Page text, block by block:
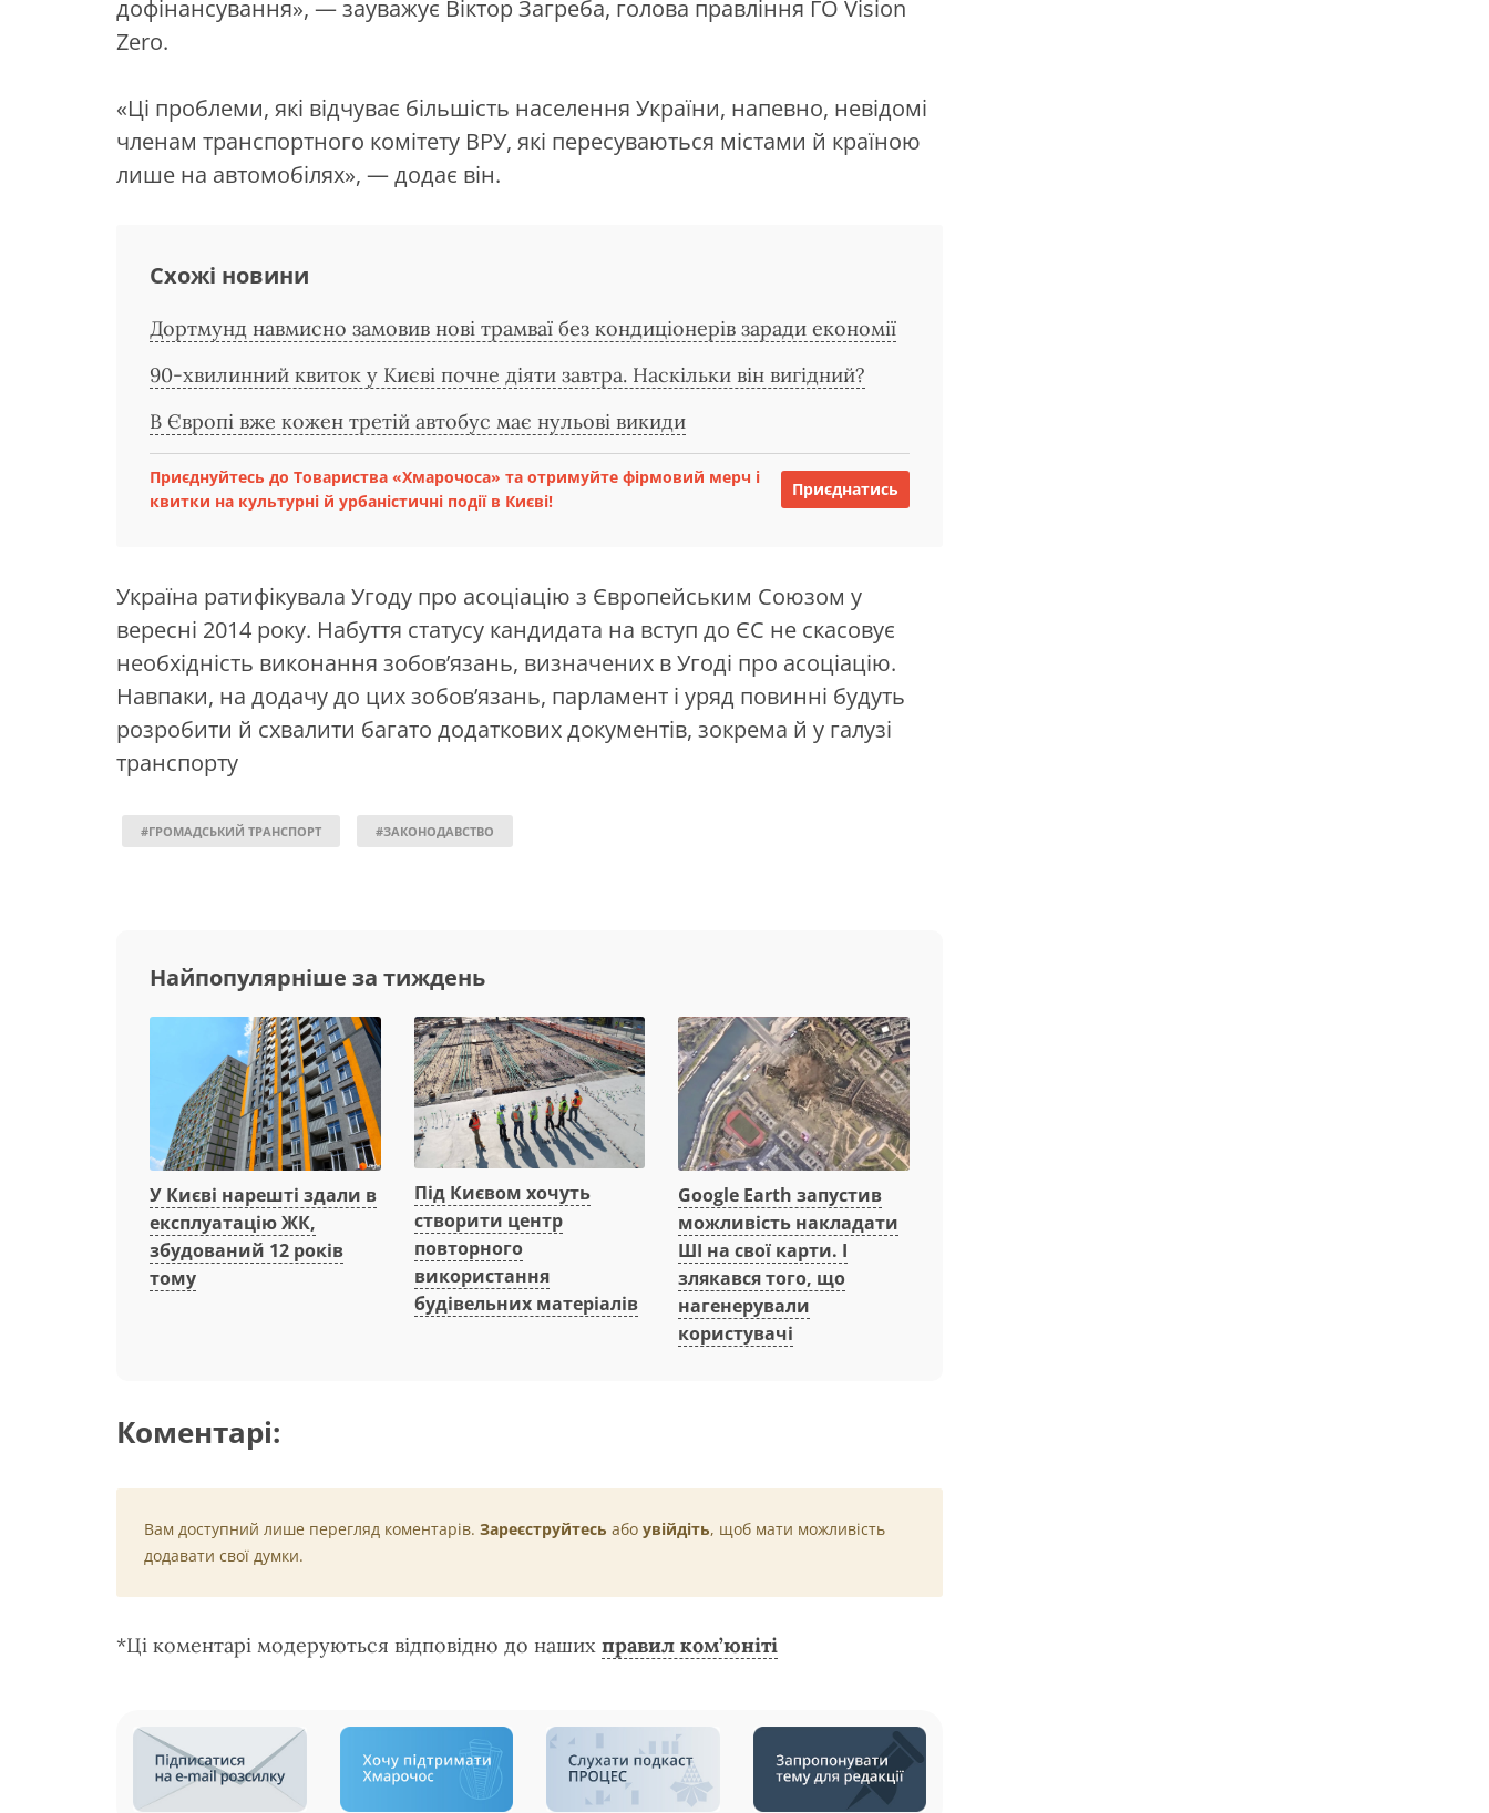
дофінансування», — зауважує Віктор Загреба, голова правління ГО Vision
Zero.
«Ці проблеми, які відчуває більшість населення України, напевно, невідомі
членам транспортного комітету ВРУ, які пересуваються містами й країною
лише на автомобілях», — додає він.
Схожі новини
Дортмунд навмисно замовив нові трамваї без кондиціонерів заради економії
90-хвилинний квиток у Києві почне діяти завтра. Наскільки він вигідний?
В Європі вже кожен третій автобус має нульові викиди
Приєднуйтесь до Товариства «Хмарочоса» та отримуйте фірмовий мерч і
квитки на культурні й урбаністичні події в Києві!
Приєднатись
Україна ратифікувала Угоду про асоціацію з Європейським Союзом у
вересні 2014 року. Набуття статусу кандидата на вступ до ЄС не скасовує
необхідність виконання зобов’язань, визначених в Угоді про асоціацію.
Навпаки, на додачу до цих зобов’язань, парламент і уряд повинні будуть
розробити й схвалити багато додаткових документів, зокрема й у галузі
транспорту
#ГРОМАДСЬКИЙ ТРАНСПОРТ #ЗАКОНОДАВСТВО
Найпопулярніше за тиждень
У Києві нарешті здали в
експлуатацію ЖК,
збудований 12 років
тому
Під Києвом хочуть
створити центр
повторного
використання
будівельних матеріалів
Google Earth запустив
можливість накладати
ШІ на свої карти. І
злякався того, що
нагенерували
користувачі
Коментарі:
Вам доступний лише перегляд коментарів. Зареєструйтесь або увійдіть, щоб мати можливість
додавати свої думки.
*Ці коментарі модеруються відповідно до наших правил ком’юніті